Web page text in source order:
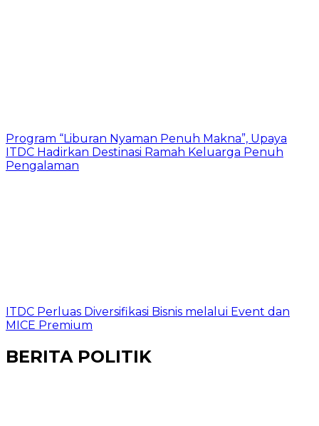
Program “Liburan Nyaman Penuh Makna”, Upaya
ITDC Hadirkan Destinasi Ramah Keluarga Penuh
Pengalaman
ITDC Perluas Diversifikasi Bisnis melalui Event dan
MICE Premium
BERITA POLITIK